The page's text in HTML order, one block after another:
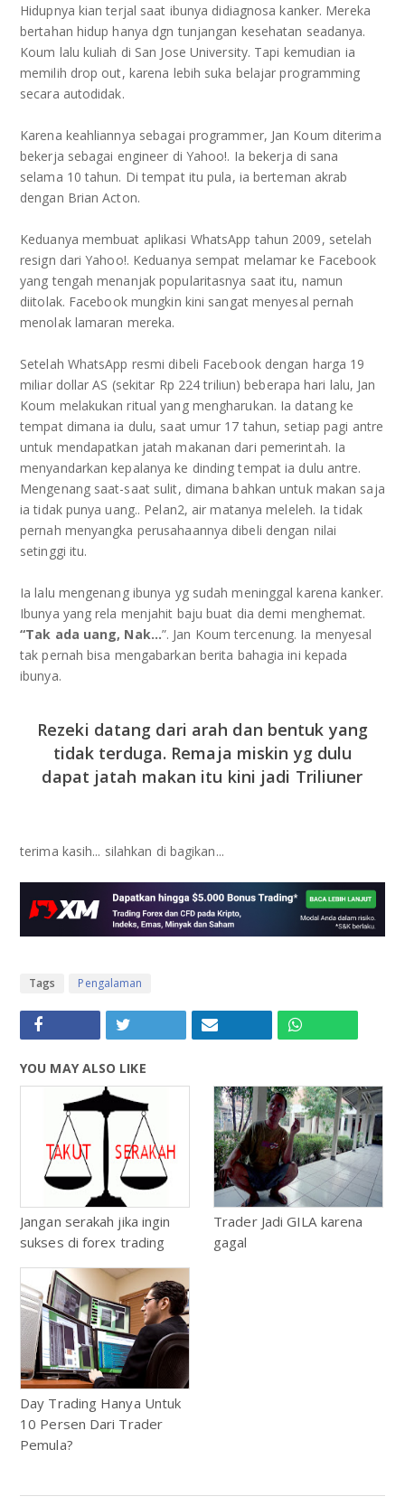
Hidupnya kian terjal saat ibunya didiagnosa kanker. Mereka
bertahan hidup hanya dgn tunjangan kesehatan seadanya.
Koum lalu kuliah di San Jose University. Tapi kemudian ia
memilih drop out, karena lebih suka belajar programming
secara autodidak.
Karena keahliannya sebagai programmer, Jan Koum diterima
bekerja sebagai engineer di Yahoo!. Ia bekerja di sana
selama 10 tahun. Di tempat itu pula, ia berteman akrab
dengan Brian Acton.
Keduanya membuat aplikasi WhatsApp tahun 2009, setelah
resign dari Yahoo!. Keduanya sempat melamar ke Facebook
yang tengah menanjak popularitasnya saat itu, namun
diitolak. Facebook mungkin kini sangat menyesal pernah
menolak lamaran mereka.
Setelah WhatsApp resmi dibeli Facebook dengan harga 19
miliar dollar AS (sekitar Rp 224 triliun) beberapa hari lalu, Jan
Koum melakukan ritual yang mengharukan. Ia datang ke
tempat dimana ia dulu, saat umur 17 tahun, setiap pagi antre
untuk mendapatkan jatah makanan dari pemerintah. Ia
menyandarkan kepalanya ke dinding tempat ia dulu antre.
Mengenang saat-saat sulit, dimana bahkan untuk makan saja
ia tidak punya uang.. Pelan2, air matanya meleleh. Ia tidak
pernah menyangka perusahaannya dibeli dengan nilai
setinggi itu.
Ia lalu mengenang ibunya yg sudah meninggal karena kanker.
Ibunya yang rela menjahit baju buat dia demi menghemat.
“Tak ada uang, Nak…”. Jan Koum tercenung. Ia menyesal
tak pernah bisa mengabarkan berita bahagia ini kepada
ibunya.
Rezeki datang dari arah dan bentuk yang
tidak terduga. Remaja miskin yg dulu
dapat jatah makan itu kini jadi Triliuner
terima kasih... silahkan di bagikan...
Tags Pengalaman
YOU MAY ALSO LIKE
Jangan serakah jika ingin
sukses di forex trading
Trader Jadi GILA karena
gagal
Day Trading Hanya Untuk
10 Persen Dari Trader
Pemula?